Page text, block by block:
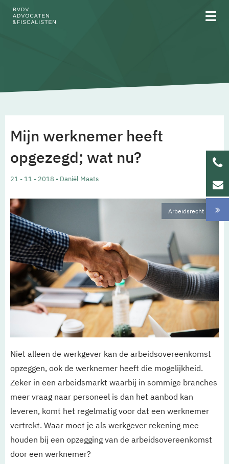
Team
Werken bij
Updates
Mijn werknemer heeft
opgezegd; wat nu?
21 - 11 - 2018 • Daniël Maats
Arbeidsrecht
Niet alleen de werkgever kan de arbeidsovereenkomst
opzeggen, ook de werknemer heeft die mogelijkheid.
Zeker in een arbeidsmarkt waarbij in sommige branches
meer vraag naar personeel is dan het aanbod kan
leveren, komt het regelmatig voor dat een werknemer
vertrekt. Waar moet je als werkgever rekening mee
houden bij een opzegging van de arbeidsovereenkomst
door een werknemer?